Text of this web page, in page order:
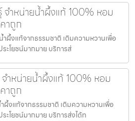
ำหน่ายน้ำผึ้งแท้ 100% หอม
าถูก
ผึ้งแท้จากธรรมชาติ เติมความหวานเพื่อ
ะโยชน์มากมาย บริการส่
ำหน่ายน้ำผึ้งแท้ 100% หอม
าถูก
ผึ้งแท้จากธรรมชาติ เติมความหวานเพื่อ
ะโยชน์มากมาย บริการส่งได้ท